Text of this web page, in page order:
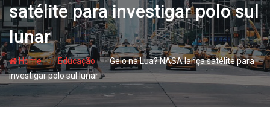
satélite para investigar polo sul
lunar
Home- hjEducação - hjGelo na Lua? NASA lança satélite para
investigar polo sul lunar